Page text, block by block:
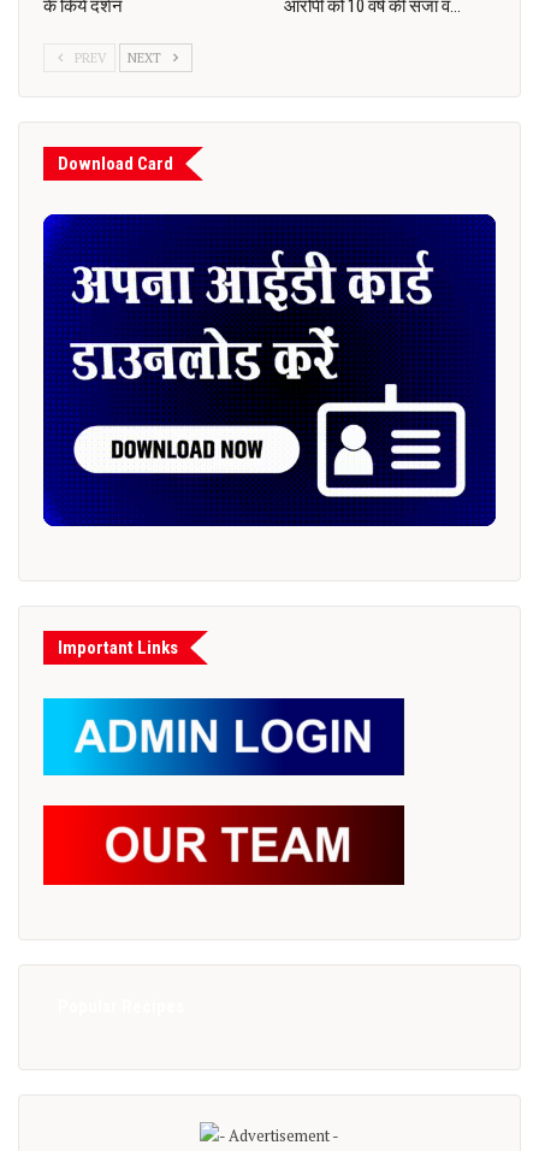
के किये दर्शन आरोपी को 10 वर्ष की सजा व…
PREV NEXT
Download Card
Important Links